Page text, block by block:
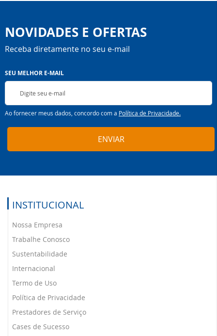
NOVIDADES E OFERTAS
Receba diretamente no seu e-mail
Inscreva-
se
nossa
Newsletter:
SEU MELHOR E-MAIL
Ao fornecer meus dados, concordo com a Política de Privacidade.
ENVIAR
INSTITUCIONAL
Nossa Empresa
Trabalhe Conosco
Sustentabilidade
Internacional
Termo de Uso
Política de Privacidade
Prestadores de Serviço
Cases de Sucesso